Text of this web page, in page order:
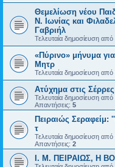
Θεμελίωση νέου
Ν. Ιωνίας και
Γαβριήλ
Τελευταία δημοσίευση από
«Πύρινο» μήνυμα
Μητρ
Τελευταία δημοσίευση από
Ατύχημα στις
Τελευταία δημοσίευση από
Απαντήσεις: 5
Πειραιώς Σεραφείμ:
τ
Τελευταία δημοσίευση από
Απαντήσεις: 2
Ι. Μ. ΠΕΙΡΑΙΩΣ, Η